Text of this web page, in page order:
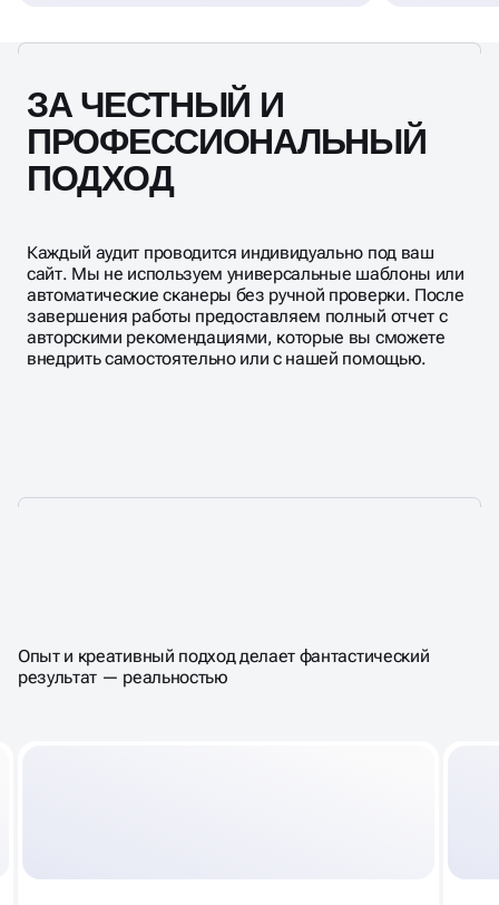
ЗА ЧЕСТНЫЙ И
ПРОФЕССИОНАЛЬНЫЙ
ПОДХОД
Каждый аудит проводится индивидуально под ваш
сайт. Мы не используем универсальные шаблоны или
автоматические сканеры без ручной проверки. После
завершения работы предоставляем полный отчет с
авторскими рекомендациями, которые вы сможете
внедрить самостоятельно или с нашей помощью.
АУДИТ САЙТА
Опыт и креативный подход делает фантастический
результат — реальностью